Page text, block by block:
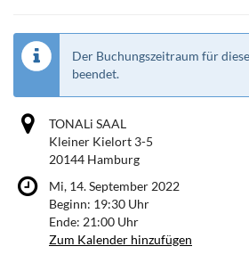
Der Buchungszeitraum für
beendet.
TONALi SAAL
Kleiner Kielort 3-5
20144 Hamburg
Mi, 14. September 2022
Beginn: 19:30 Uhr
Ende: 21:00 Uhr
Zum Kalender hinzufügen